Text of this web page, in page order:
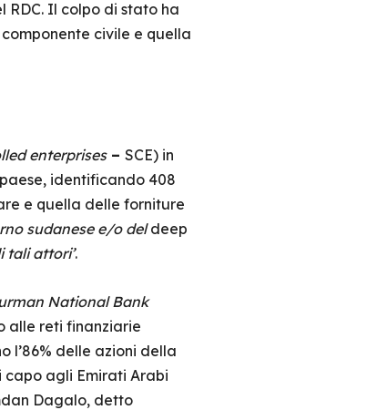
Il colpo di stato ha
civile e quella
enterprises– SCE) in
identificando 408
e quella delle forniture
sudanese e/o deldeep
tali attori’.
National Bank
alle reti finanziarie
l’86% delle azioni della
agli Emirati Arabi
Dagalo, detto